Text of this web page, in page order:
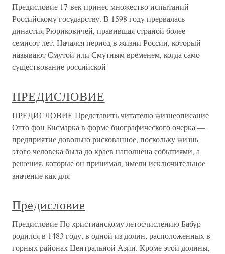
Предисловие 17 век принес множество испытаний
Российскому государству. В 1598 году прервалась
династия Рюриковичей, правившая страной более
семисот лет. Начался период в жизни России, который
называют Смутой или Смутным временем, когда само
существование российской
ПРЕДИСЛОВИЕ
ПРЕДИСЛОВИЕ Представить читателю жизнеописание
Отто фон Бисмарка в форме биографического очерка —
предприятие довольно рискованное, поскольку жизнь
этого человека была до краев наполнена событиями, а
решения, которые он принимал, имели исключительное
значение как для
Предисловие
Предисловие По христианскому летосчислению Бабур
родился в 1483 году, в одной из долин, расположенных в
горных районах Центральной Азии. Кроме этой долины,